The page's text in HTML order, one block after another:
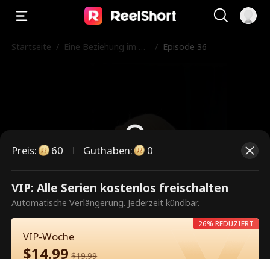
Startseite / Eine Beziehung im Ve
/ Episode 36
Dies ist eine kostenpflichtige
Episode. Bitte entsperren, um
Preis: 60 Guthaben: 0
VIP: Alle Serien kostenlos freischalten
Automatische Verlängerung. Jederzeit kündbar.
VIP-Woche
$14.99 $19.99
26% REDUZIERT